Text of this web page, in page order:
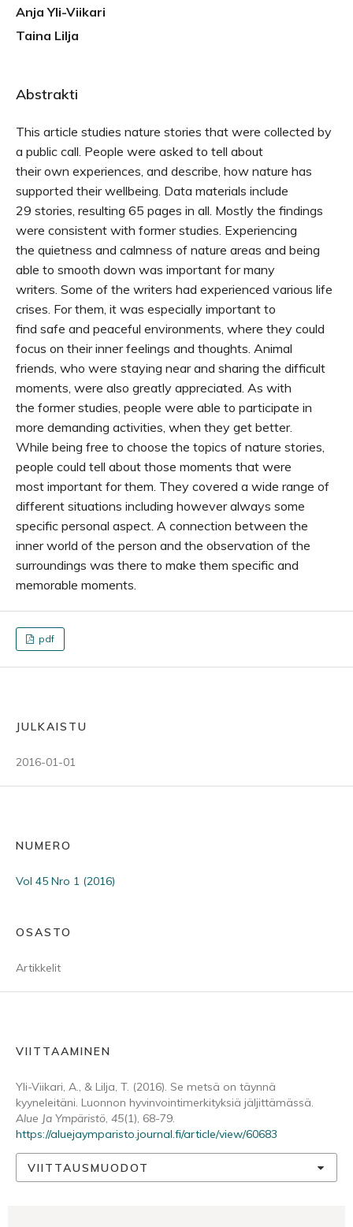
Anja Yli-Viikari
Taina Lilja
Abstrakti
This article studies nature stories that were collected by
a public call. People were asked to tell about
their own experiences, and describe, how nature has
supported their wellbeing. Data materials include
29 stories, resulting 65 pages in all. Mostly the findings
were consistent with former studies. Experiencing
the quietness and calmness of nature areas and being
able to smooth down was important for many
writers. Some of the writers had experienced various life
crises. For them, it was especially important to
find safe and peaceful environments, where they could
focus on their inner feelings and thoughts. Animal
friends, who were staying near and sharing the difficult
moments, were also greatly appreciated. As with
the former studies, people were able to participate in
more demanding activities, when they get better.
While being free to choose the topics of nature stories,
people could tell about those moments that were
most important for them. They covered a wide range of
different situations including however always some
specific personal aspect. A connection between the
inner world of the person and the observation of the
surroundings was there to make them specific and
memorable moments.
pdf
JULKAISTU
2016-01-01
NUMERO
Vol 45 Nro 1 (2016)
OSASTO
Artikkelit
VIITTAAMINEN
Yli-Viikari, A., & Lilja, T. (2016). Se metsä on täynnä
kyyneleitäni. Luonnon hyvinvointimerkityksiä jäljittämässä.
Alue Ja Ympäristö, 45(1), 68-79.
https://aluejaymparisto.journal.fi/article/view/60683
VIITTAUSMUODOT